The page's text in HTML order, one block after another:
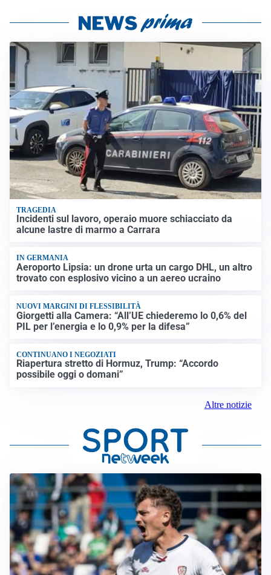
TRAGEDIA
Incidenti sul lavoro, operaio muore schiacciato da
alcune lastre di marmo a Carrara
IN GERMANIA
Aeroporto Lipsia: un drone urta un cargo DHL, un altro
trovato con esplosivo vicino a un aereo ucraino
NUOVI MARGINI DI FLESSIBILITÀ
Giorgetti alla Camera: “All’UE chiederemo lo 0,6% del
PIL per l’energia e lo 0,9% per la difesa”
CONTINUANO I NEGOZIATI
Riapertura stretto di Hormuz, Trump: “Accordo
possibile oggi o domani”
Altre notizie